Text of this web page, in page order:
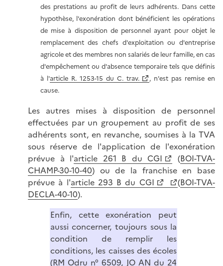
des prestations au profit de leurs adhérents. Dans cette
hypothèse, l'exonération dont bénéficient les opérations
de mise à disposition de personnel ayant pour objet le
remplacement des chefs d'exploitation ou d'entreprise
agricole et des membres non salariés de leur famille, en cas
d'empêchement ou d'absence temporaire tels que définis
à l'article R. 1253-15 du C. trav.
, n'est pas remise en
cause.
Les autres mises à disposition de personnel
effectuées par un groupement au profit de ses
adhérents sont, en revanche, soumises à la TVA
sous réserve de l'application de l'exonération
prévue à l'article 261 B du CGI (BOI-TVA-
CHAMP-30-10-40) ou de la franchise en base
prévue à l'article 293 B du CGI (BOI-TVA-
DECLA-40-10).
Enfin, cette exonération peut
aussi concerner, toujours sous la
condition de remplir les
conditions, les caisses des écoles
(RM Odru n° 6509, JO AN du 24